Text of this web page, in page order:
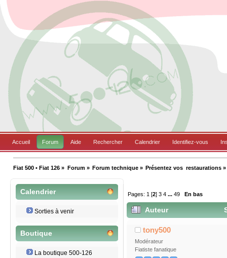
Accueil Forum Aide Rechercher Calendrier Identifiez-vous
Fiat 500 • Fiat 126 » Forum» Forum technique» Présentez vos  restaurations »
Calendrier
Sorties à venir
Boutique
La boutique 500-126
Pages: 1 [2]3 4 ...49 En bas
Auteur
tony500
Modérateur
Fiatiste fanatique